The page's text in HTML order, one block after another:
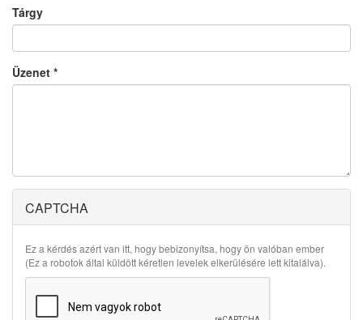
Tárgy
Üzenet *
CAPTCHA
Ez a kérdés azért van itt, hogy bebizonyítsa, hogy ön valóban ember
(Ez a robotok által küldött kéretlen levelek elkerülésére lett kitalálva).